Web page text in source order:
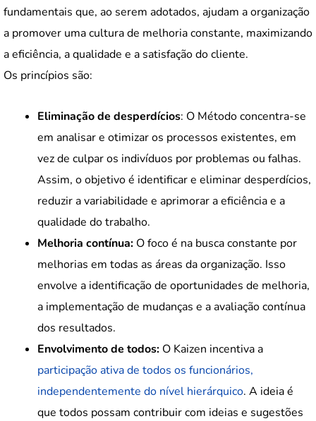
fundamentais que, ao serem adotados, ajudam a organização
a promover uma cultura de melhoria constante, maximizando
a eficiência, a qualidade e a satisfação do cliente.
Os princípios são:
Eliminação de desperdícios: O Método concentra-se
em analisar e otimizar os processos existentes, em
vez de culpar os indivíduos por problemas ou falhas.
Assim, o objetivo é identificar e eliminar desperdícios,
reduzir a variabilidade e aprimorar a eficiência e a
qualidade do trabalho.
Melhoria contínua: O foco é na busca constante por
melhorias em todas as áreas da organização. Isso
envolve a identificação de oportunidades de melhoria,
a implementação de mudanças e a avaliação contínua
dos resultados.
Envolvimento de todos: O Kaizen incentiva a
participação ativa de todos os funcionários,
independentemente do nível hierárquico. A ideia é
que todos possam contribuir com ideias e sugestões